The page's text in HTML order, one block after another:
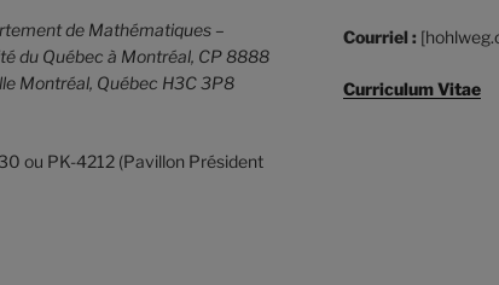
de Mathématiques –
du Québec à Montréal, CP 8888
Montréal, Québec H3C 3P8
ou PK-4212 (Pavillon Président
Courriel :
Curriculum Vitae